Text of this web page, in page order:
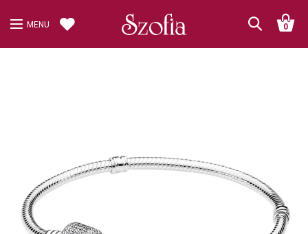
MENU 0